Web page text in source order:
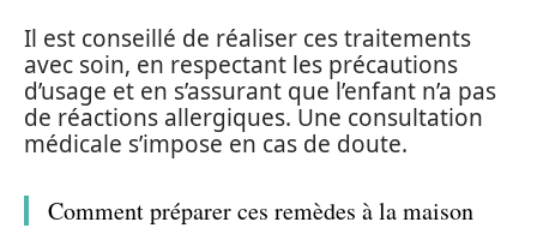
Il est conseillé de réaliser ces traitements
avec soin, en respectant les précautions
d’usage et en s’assurant que l’enfant n’a pas
de réactions allergiques. Une consultation
médicale s’impose en cas de doute.
Comment préparer ces remèdes à la maison